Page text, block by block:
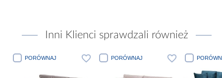
Inni Klienci sprawdzali również
PORÓWNAJ PORÓWNAJ